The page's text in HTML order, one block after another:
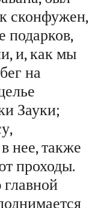
сконфужен,
подарков,
и, как мы
на
Зауки;
нее, также
проходы.